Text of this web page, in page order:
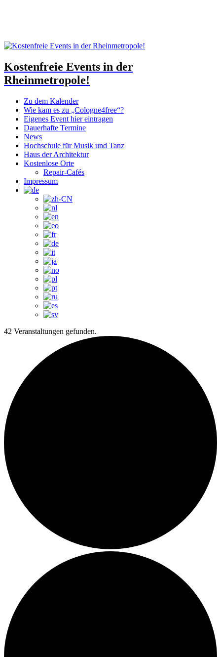
Kostenfreie Events in der
Rheinmetropole!
Zu dem Kalender
Wie kam es zu „Cologne4free“?
Eigenes Event hier eintragen
Dauerhafte Termine
News
Hochschule für Musik und Tanz
Haus der Architektur
Kostenlose Orte
Repair-Cafés
Impressum
42 Veranstaltungen gefunden.